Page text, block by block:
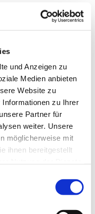
und Anzeigen zu
Medien anbieten
Website zu
zu Ihrer
Partner für
weiter. Unsere
möglicherweise mit
ihnen bereitgestellt
Automation
immer